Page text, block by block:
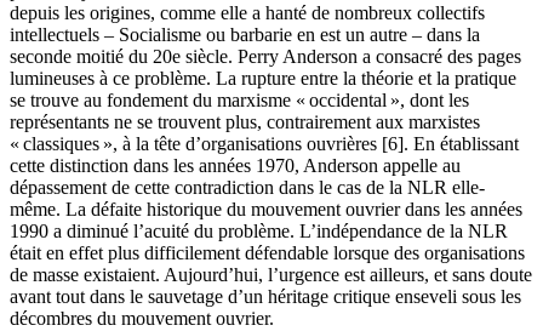
depuis les origines, comme elle a hanté de nombreux collectifs
intellectuels – Socialisme ou barbarie en est un autre – dans la
seconde moitié du 20e siècle. Perry Anderson a consacré des pages
lumineuses à ce problème. La rupture entre la théorie et la pratique
se trouve au fondement du marxisme « occidental », dont les
représentants ne se trouvent plus, contrairement aux marxistes
« classiques », à la tête d’organisations ouvrières [6]. En établissant
cette distinction dans les années 1970, Anderson appelle au
dépassement de cette contradiction dans le cas de la NLR elle-
même. La défaite historique du mouvement ouvrier dans les années
1990 a diminué l’acuité du problème. L’indépendance de la NLR
était en effet plus difficilement défendable lorsque des organisations
de masse existaient. Aujourd’hui, l’urgence est ailleurs, et sans doute
avant tout dans le sauvetage d’un héritage critique enseveli sous les
décombres du mouvement ouvrier.